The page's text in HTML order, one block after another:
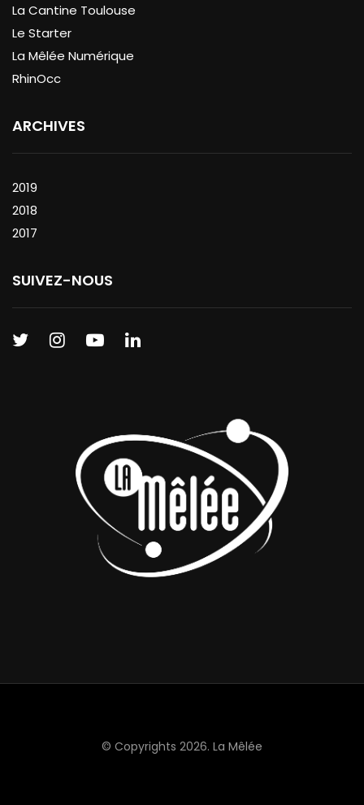
La Cantine Toulouse
Le Starter
La Mêlée Numérique
RhinOcc
ARCHIVES
2019
2018
2017
SUIVEZ-NOUS
© Copyrights 2026. La Mêlée